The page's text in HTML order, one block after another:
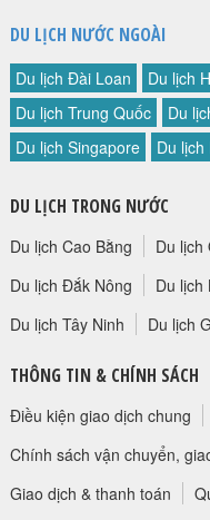
DU LỊCH NƯỚC NGOÀI
Du lịch Đài Loan Du lịch
Du lịch Trung Quốc
Du
Du lịch Singapore
Du lịch
DU LỊCH TRONG NƯỚC
Du lịch Cao Bằng Du lịch
Du lịch Đắk Nông
Du lịch
Du lịch Tây Ninh
Du lịch
THÔNG TIN & CHÍNH SÁCH
Điều kiện giao dịch chung
Chính sách vận chuyển,
Giao dịch & thanh toán